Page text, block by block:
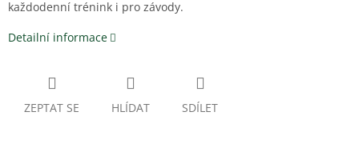
každodenní trénink i pro závody.
Detailní informace
ZEPTAT SE HLÍDAT SDÍLET